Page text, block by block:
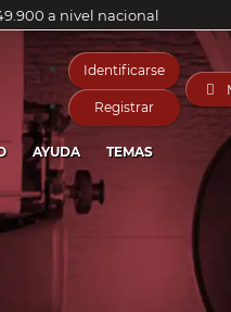
a nivel nacional
Identificarse
Registrar

AYUDA TEMAS